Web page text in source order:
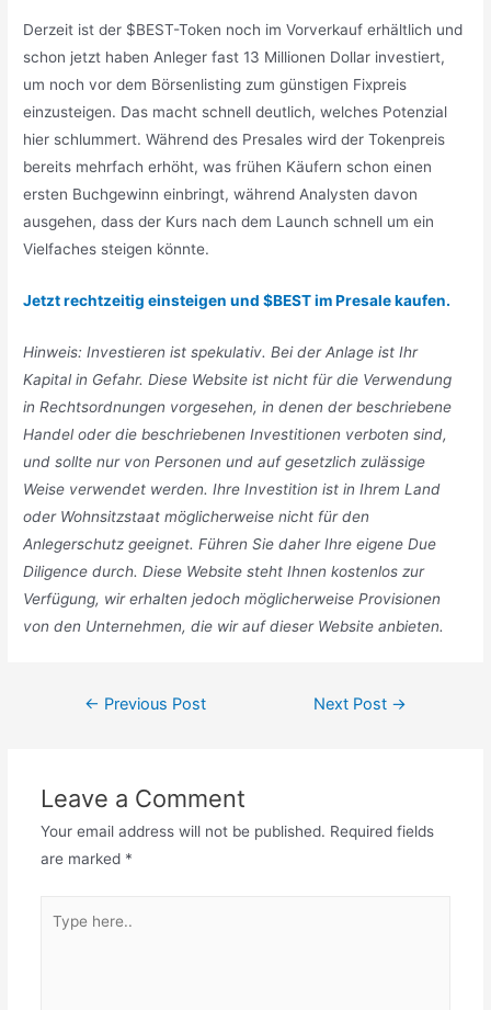
Derzeit ist der $BEST-Token noch im Vorverkauf erhältlich und
schon jetzt haben Anleger fast 13 Millionen Dollar investiert,
um noch vor dem Börsenlisting zum günstigen Fixpreis
einzusteigen. Das macht schnell deutlich, welches Potenzial
hier schlummert. Während des Presales wird der Tokenpreis
bereits mehrfach erhöht, was frühen Käufern schon einen
ersten Buchgewinn einbringt, während Analysten davon
ausgehen, dass der Kurs nach dem Launch schnell um ein
Vielfaches steigen könnte.
Jetzt rechtzeitig einsteigen und $BEST im Presale kaufen.
Hinweis: Investieren ist spekulativ. Bei der Anlage ist Ihr
Kapital in Gefahr. Diese Website ist nicht für die Verwendung
in Rechtsordnungen vorgesehen, in denen der beschriebene
Handel oder die beschriebenen Investitionen verboten sind,
und sollte nur von Personen und auf gesetzlich zulässige
Weise verwendet werden. Ihre Investition ist in Ihrem Land
oder Wohnsitzstaat möglicherweise nicht für den
Anlegerschutz geeignet. Führen Sie daher Ihre eigene Due
Diligence durch. Diese Website steht Ihnen kostenlos zur
Verfügung, wir erhalten jedoch möglicherweise Provisionen
von den Unternehmen, die wir auf dieser Website anbieten.
Post← Previous Post Next Post →
Leave a Comment
Your email address will not be published. Required fields
are marked *
here..